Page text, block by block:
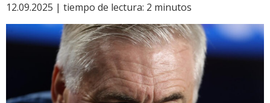
12.09.2025 | tiempo de lectura: 2 minutos